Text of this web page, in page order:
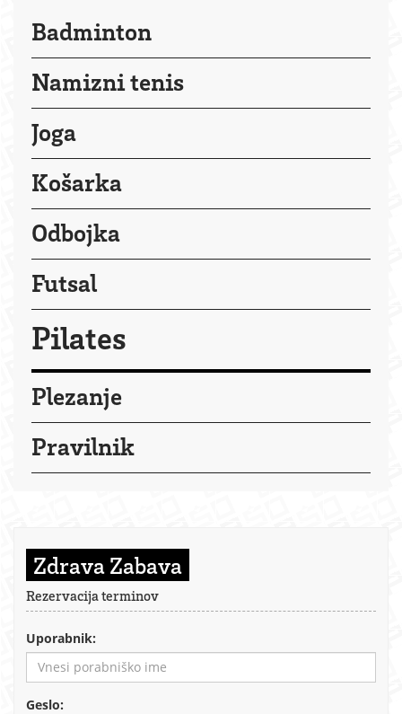
Badminton
Namizni tenis
Joga
Košarka
Odbojka
Futsal
Pilates
Plezanje
Pravilnik
Zdrava Zabava
Rezervacija terminov
Uporabnik:
Geslo: